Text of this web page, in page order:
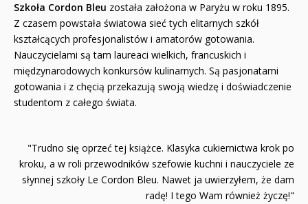
Szkoła Cordon Bleu została założona w Paryżu w roku 1895.
Z czasem powstała światowa sieć tych elitarnych szkół
kształcących profesjonalistów i amatorów gotowania.
Nauczycielami są tam laureaci wielkich, francuskich i
międzynarodowych konkursów kulinarnych. Są pasjonatami
gotowania i z chęcią przekazują swoją wiedzę i doświadczenie
studentom z całego świata.
"Trudno się oprzeć tej książce. Klasyka cukiernictwa krok po
kroku, a w roli przewodników szefowie kuchni i nauczyciele ze
słynnej szkoły Le Cordon Bleu. Nawet ja uwierzyłem, że dam
radę! I tego Wam również życzę!"